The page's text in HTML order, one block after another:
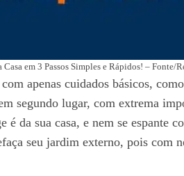
Casa em 3 Passos Simples e Rápidos! – Fonte/
apenas cuidados básicos,
segundo lugar, com extrema
da sua casa, e nem se espante
seu jardim externo, pois com